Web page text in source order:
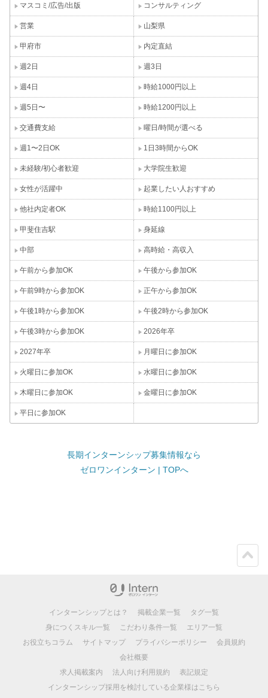
マスコミ/広告/出版 コンサルティング
営業 山梨県
甲府市 内定直結
週2日 週3日
週4日 時給1000円以上
週5日〜 時給1200円以上
交通費支給 曜日/時間が選べる
週1〜2日OK 1日3時間からOK
未経験/初心者歓迎 大学院生歓迎
女性が活躍中 起業したい人おすすめ
他社内定者OK 時給1100円以上
甲斐住吉駅 身延線
中部 高時給・高収入
午前から参加OK 午後から参加OK
午前9時から参加OK 正午から参加OK
午後1時から参加OK 午後2時から参加OK
午後3時から参加OK 2026年卒
2027年卒 月曜日に参加OK
火曜日に参加OK 水曜日に参加OK
木曜日に参加OK 金曜日に参加OK
平日に参加OK
長期インターンシップ募集情報なら
ゼロワンインターン | TOPへ
インターンシップとは？ 掲載企業一覧
タグ一覧
身につくスキル一覧
こだわり条件一覧
エリア一覧
お役立ちコラム
サイトマップ プライバシーポリシー
会員規約
会社概要
求人掲載案内
法人向け利用規約
表記規定
インターンシップ採用を検討している企業様はこちら